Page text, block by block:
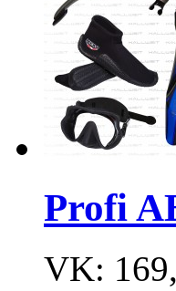
Profi
VK: